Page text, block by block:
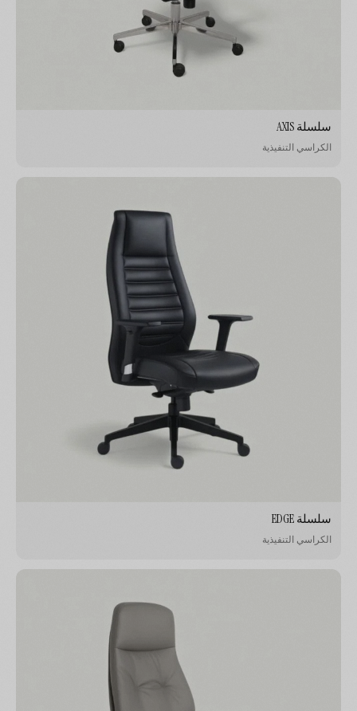
سلسلة AXIS
الكراسي التنفيذية
سلسلة EDGE
الكراسي التنفيذية